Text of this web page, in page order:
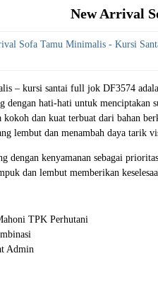
New Arrival
– kursi santai full jok DF3574
dengan hati-hati untuk menciptakan
dan kuat terbuat dari bahan
lembut dan menambah daya tarik
dengan kenyamanan sebagai
dan lembut memberikan
TPK Perhutani
Admin